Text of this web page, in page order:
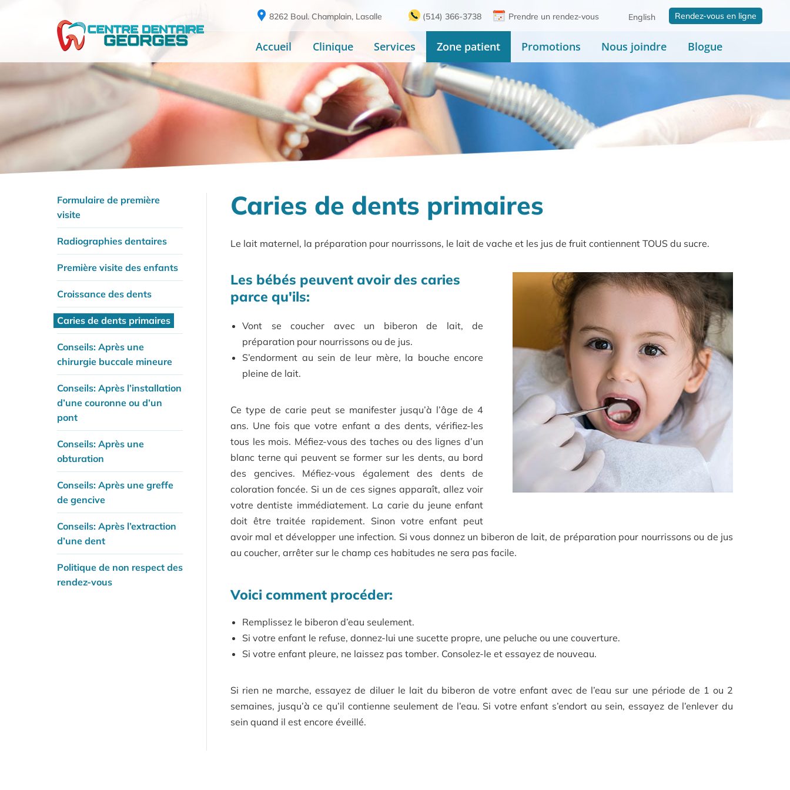
8262 Boul. Champlain, Lasalle (514) 366-3738 Prendre un rendez-vous English Rendez-vous en ligne
Accueil Clinique Services Zone patient Promotions Nous joindre Blogue
Caries de dents primaires
Le lait maternel, la préparation pour nourrissons, le lait de vache et les jus de fruit contiennent TOUS du sucre.
Les bébés peuvent avoir des caries
parce qu'ils:
Vont se coucher avec un biberon de lait, de
préparation pour nourrissons ou de jus.
S’endorment au sein de leur mère, la bouche encore
pleine de lait.
Ce type de carie peut se manifester jusqu’à l’âge de 4
ans. Une fois que votre enfant a des dents, vérifiez-les
tous les mois. Méfiez-vous des taches ou des lignes d’un
blanc terne qui peuvent se former sur les dents, au bord
des gencives. Méfiez-vous également des dents de
coloration foncée. Si un de ces signes apparaît, allez voir
votre dentiste immédiatement. La carie du jeune enfant
doit être traitée rapidement. Sinon votre enfant peut
avoir mal et développer une infection. Si vous donnez un biberon de lait, de préparation pour nourrissons ou de jus
au coucher, arrêter sur le champ ces habitudes ne sera pas facile.
Voici comment procéder:
Remplissez le biberon d’eau seulement.
Si votre enfant le refuse, donnez-lui une sucette propre, une peluche ou une couverture.
Si votre enfant pleure, ne laissez pas tomber. Consolez-le et essayez de nouveau.
Si rien ne marche, essayez de diluer le lait du biberon de votre enfant avec de l’eau sur une période de 1 ou 2
semaines, jusqu’à ce qu’il contienne seulement de l’eau. Si votre enfant s’endort au sein, essayez de l’enlever du
sein quand il est encore éveillé.
Formulaire de première
visite
Radiographies dentaires
Première visite des enfants
Croissance des dents
Caries de dents primaires
Conseils: Après une
chirurgie buccale mineure
Conseils: Après l’installation
d’une couronne ou d’un
pont
Conseils: Après une
obturation
Conseils: Après une greffe
de gencive
Conseils: Après l’extraction
d’une dent
Politique de non respect des
rendez-vous